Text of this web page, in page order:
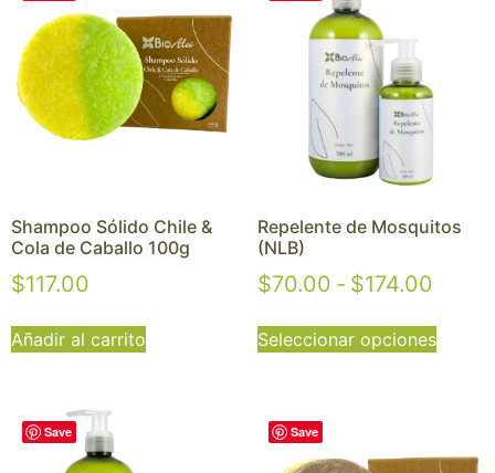
Shampoo Sólido Chile &
Cola de Caballo 100g
$117.00
Añadir al carrito
Repelente de Mosquitos
(NLB)
$70.00 - $174.00
Seleccionar opciones
Save Save